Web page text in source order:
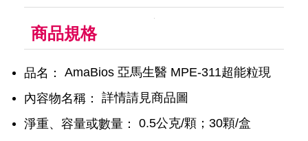
商品規格
品名：
AmaBios 亞馬生醫 MPE-311超能粒現
內容物名稱：
詳情請見商品圖
淨重、容量或數量：
0.5公克/顆；30顆/盒